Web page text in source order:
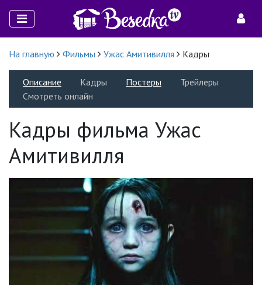
На главную Фильмы Ужас Амитивилля Кадры
Описание Кадры Постеры
Трейлеры
Смотреть онлайн
Кадры фильма Ужас
Амитивилля